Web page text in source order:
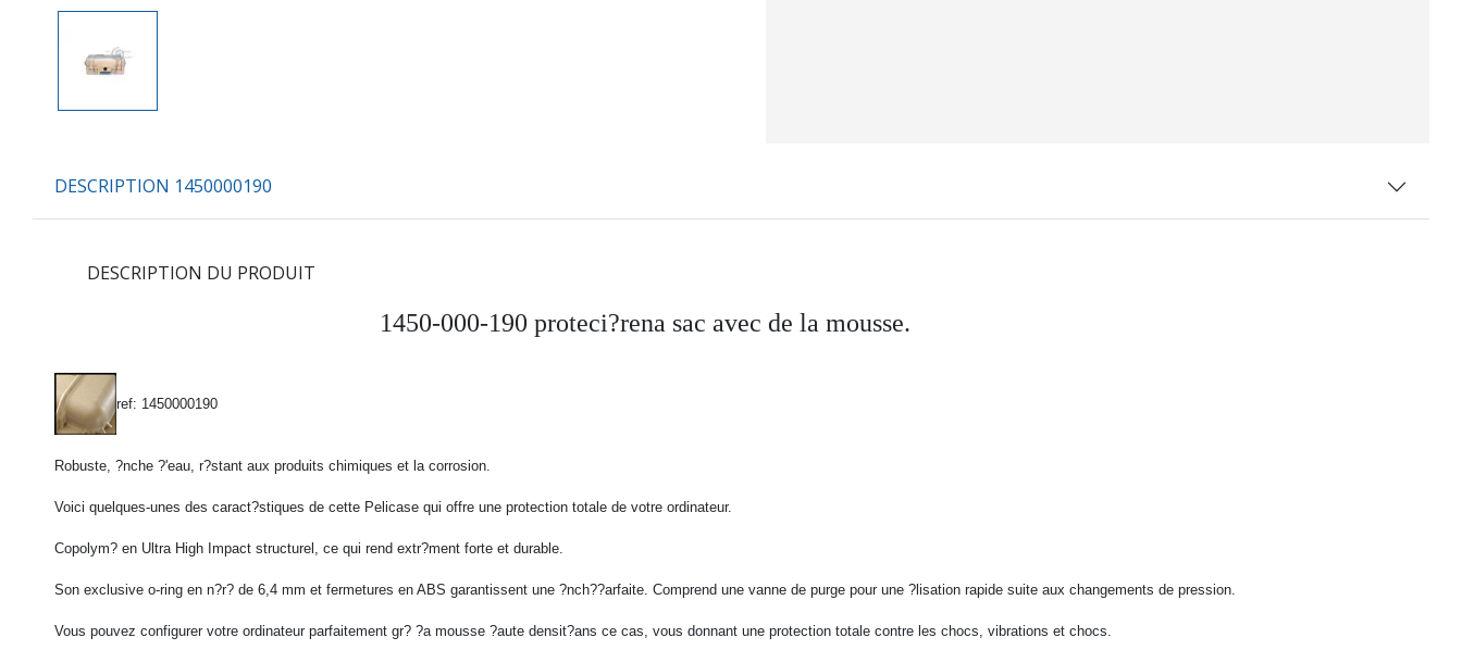
DESCRIPTION 1450000190
DESCRIPTION DU PRODUIT
1450-000-190 proteci?rena sac avec de la mousse.
ref: 1450000190
Robuste, ?nche ?'eau, r?stant aux produits chimiques et la corrosion.
Voici quelques-unes des caract?stiques de cette Pelicase qui offre une protection totale de votre ordinateur.
Copolym? en Ultra High Impact structurel, ce qui rend extr?ment forte et durable.
Son exclusive o-ring en n?r? de 6,4 mm et fermetures en ABS garantissent une ?nch??arfaite. Comprend une vanne de purge pour une ?lisation rapide suite aux changements de pression.
Vous pouvez configurer votre ordinateur parfaitement gr? ?a mousse ?aute densit?ans ce cas, vous donnant une protection totale contre les chocs, vibrations et chocs.